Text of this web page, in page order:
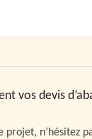
vos devis
projet, n’hésitez